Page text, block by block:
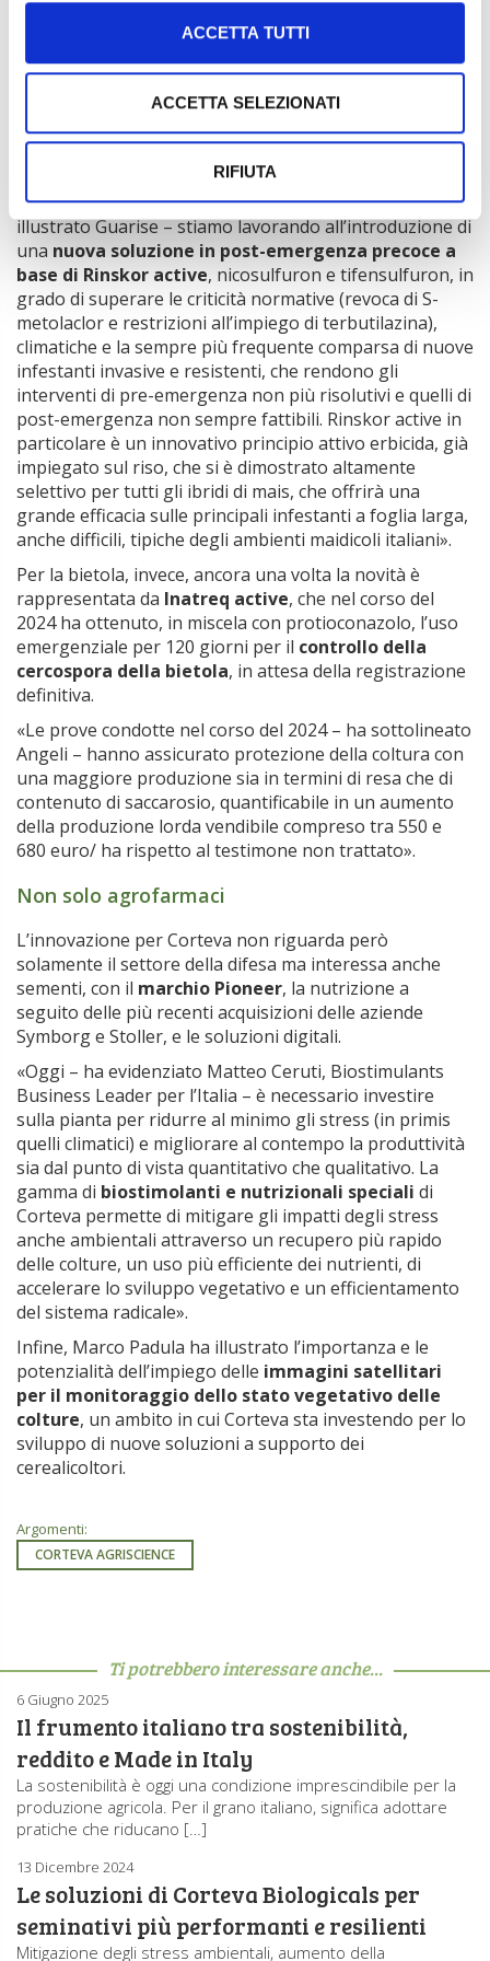
ACCETTA TUTTI
ACCETTA SELEZIONATI
RIFIUTA
Novità per mais e bietola
Passando alle colture estive Corteva ha sviluppato
diverse soluzioni in grado di supportare gli agricoltori
normativo in profondo cambiamento, che sta riducendo
sensibilmente il numero di prodotti disponibili.
«Per il controllo delleinfestanti del mais– ha
illustrato Guarise – stiamo lavorando all’introduzione di
una nuova soluzione in post-emergenza precoce a
base di Rinskor active, nicosulfuron e tifensulfuron, in
grado di superare le criticità normative (revoca di S-
metolaclor e restrizioni all’impiego di terbutilazina),
climatiche e la sempre più frequente comparsa di nuove
infestanti invasive e resistenti, che rendono gli
interventi di pre-emergenza non più risolutivi e quelli di
post-emergenza non sempre fattibili. Rinskor active in
particolare è un innovativo principio attivo erbicida, già
impiegato sul riso, che si è dimostrato altamente
selettivo per tutti gli ibridi di mais, che offrirà una
grande efficacia sulle principali infestanti a foglia larga,
anche difficili, tipiche degli ambienti maidicoli italiani».
Per la bietola, invece, ancora una volta la novità è
rappresentata da Inatreq active, che nel corso del
2024 ha ottenuto, in miscela con protioconazolo, l’uso
emergenziale per 120 giorni per il controllo della
cercospora della bietola, in attesa della registrazione
definitiva.
«Le prove condotte nel corso del 2024 – ha sottolineato
Angeli – hanno assicurato protezione della coltura con
una maggiore produzione sia in termini di resa che di
contenuto di saccarosio, quantificabile in un aumento
della produzione lorda vendibile compreso tra 550 e
680 euro/ ha rispetto al testimone non trattato».
Non solo agrofarmaci
L’innovazione per Corteva non riguarda però
solamente il settore della difesa ma interessa anche
sementi, con il marchio Pioneer, la nutrizione a
seguito delle più recenti acquisizioni delle aziende
Symborg e Stoller, e le soluzioni digitali.
«Oggi – ha evidenziato Matteo Ceruti, Biostimulants
Business Leader per l’Italia – è necessario investire
sulla pianta per ridurre al minimo gli stress (in primis
quelli climatici) e migliorare al contempo la produttività
sia dal punto di vista quantitativo che qualitativo. La
gamma di biostimolanti e nutrizionali speciali di
Corteva permette di mitigare gli impatti degli stress
anche ambientali attraverso un recupero più rapido
delle colture, un uso più efficiente dei nutrienti, di
accelerare lo sviluppo vegetativo e un efficientamento
del sistema radicale».
Infine, Marco Padula ha illustrato l’importanza e le
potenzialità dell’impiego delle immagini satellitari
per il monitoraggio dello stato vegetativo delle
colture, un ambito in cui Corteva sta investendo per lo
sviluppo di nuove soluzioni a supporto dei
cerealicoltori.
Argomenti:
CORTEVA AGRISCIENCE
Ti potrebbero interessare anche...
6 Giugno 2025
Il frumento italiano tra sostenibilità,
reddito e Made in Italy
La sostenibilità è oggi una condizione imprescindibile per la
produzione agricola. Per il grano italiano, significa adottare
pratiche che riducano […]
13 Dicembre 2024
Le soluzioni di Corteva Biologicals per
seminativi più performanti e resilienti
Mitigazione degli stress ambientali, aumento della